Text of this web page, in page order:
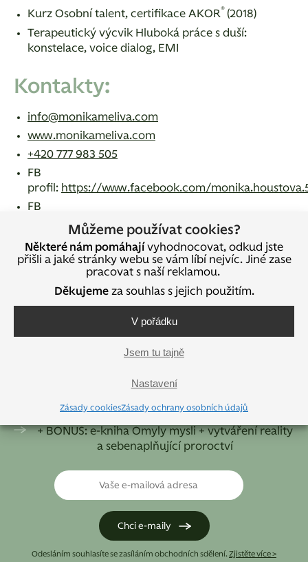
Můžeme používat cookies?
Některé nám pomáhají vyhodnocovat, odkud jste
přišli a jaké stránky webu se vám líbí nejvíc. Jiné zase
pracovat s naší reklamou.
Děkujemeza souhlas s jejich použitím.
V pořádku
Jsem tu tajně
Nastavení
Zásady cookiesZásady ochrany osobních údajů
Kurz Osobní talent, certifikace AKOR® (2018)
Terapeutický výcvik Hluboká práce s duší:
konstelace, voice dialog, EMI
Kontakty:
info@monikameliva.com
www.monikameliva.com
+420 777 983 505
FB
profil: https://www.facebook.com/
FB
https://www.facebook.com/monika.meliva/
Sdílejte na sociálních sítích
Tipy a rady do e-mailu
Upozorníme vás na nové články
+ BONUS: e-kniha Omyly mysli + vytváření reality
a sebenaplňující proroctví
Odesláním souhlasíte se zasíláním obchodních sdělení. Zjistěte více >